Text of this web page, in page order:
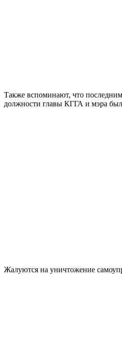
Также вспоминают, что
должности главы КГГА и мэра
Жалуются на уничтожение